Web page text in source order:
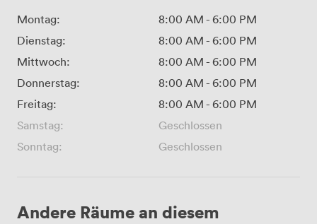
Montag: 8:00 AM - 6:00 PM
Dienstag:
8:00 AM - 6:00 PM
Mittwoch:
8:00 AM - 6:00 PM
Donnerstag:
8:00 AM - 6:00 PM
Freitag:
8:00 AM - 6:00 PM
Samstag:
Geschlossen
Sonntag:
Geschlossen
Andere Räume an diesem